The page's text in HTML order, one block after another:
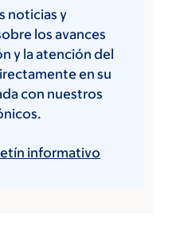
noticias y
los avances
y la atención del
en su
con nuestros
informativo